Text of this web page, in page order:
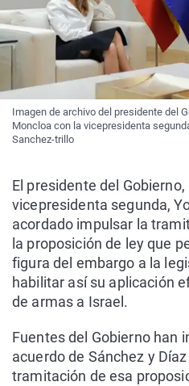
Imagen de archivo del presidente del
Moncloa con la vicepresidenta
Sanchez-trillo
El presidente del
vicepresidenta segunda,
acordado impulsar la
la proposición de ley que
figura del embargo a la
habilitar así su aplicación
de armas a Israel.
Fuentes del Gobierno han
acuerdo de Sánchez y
tramitación de esa